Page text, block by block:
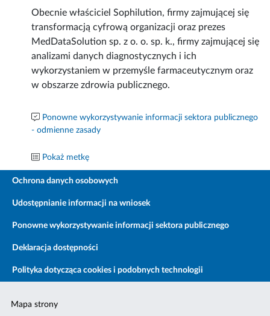
Obecnie właściciel Sophilution, firmy zajmującej się
transformacją cyfrową organizacji oraz prezes
MedDataSolution sp. z o. o. sp. k., firmy zajmującej się
analizami danych diagnostycznych i ich
wykorzystaniem w przemyśle farmaceutycznym oraz
w obszarze zdrowia publicznego.
Ponowne wykorzystywanie informacji sektora publicznego
- odmienne zasady
Pokaż metkę
Ochrona danych osobowych
Udostępnianie informacji na wniosek
Ponowne wykorzystywanie informacji sektora publicznego
Deklaracja dostępności
Polityka dotycząca cookies i podobnych technologii
Mapa strony